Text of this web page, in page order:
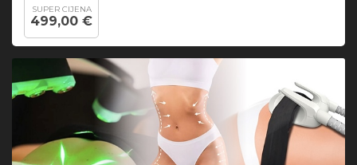
SUPER CIJENA
499,00 €